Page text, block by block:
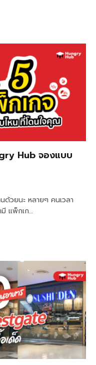
Hub จองแบบ
วยนะ หลายๆ คนเวลา
มี แพ็กเก…